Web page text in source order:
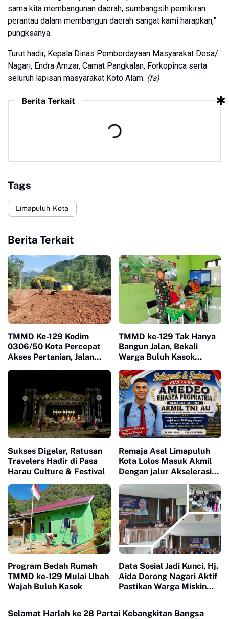
sama kita membangunan daerah, sumbangsih pemikiran
perantau dalam membangun daerah sangat kami harapkan,”
pungksanya.
Turut hadir, Kepala Dinas Pemberdayaan Masyarakat Desa/
Nagari, Endra Amzar, Camat Pangkalan, Forkopinca serta
seluruh lapisan masyarakat Koto Alam. (fs)
Berita Terkait
Tags
Limapuluh-Kota
Berita Terkait
TMMD Ke-129 Kodim
0306/50 Kota Percepat
Akses Pertanian, Jalan
TMMD ke-129 Tak Hanya
Bangun Jalan, Bekali
Warga Buluh Kasok
Bencana
Sukses Digelar, Ratusan
Travelers Hadir di Pasa
Harau Culture & Festival
Remaja Asal Limapuluh
Kota Lolos Masuk Akmil
Dengan jalur Akselerasi
Program Bedah Rumah
TMMD ke-129 Mulai Ubah
Wajah Buluh Kasok
Data Sosial Jadi Kunci, Hj.
Aida Dorong Nagari Aktif
Pastikan Warga Miskin
Selamat Harlah ke 28 Partai Kebangkitan Bangsa